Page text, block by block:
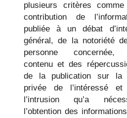
plusieurs critères comme
contribution de
publiée à un débat
général, de la notoriété
personne concernée,
contenu et des
de la publication sur la
privée de l’intéressé
l’intrusion qu’a
l’obtention des